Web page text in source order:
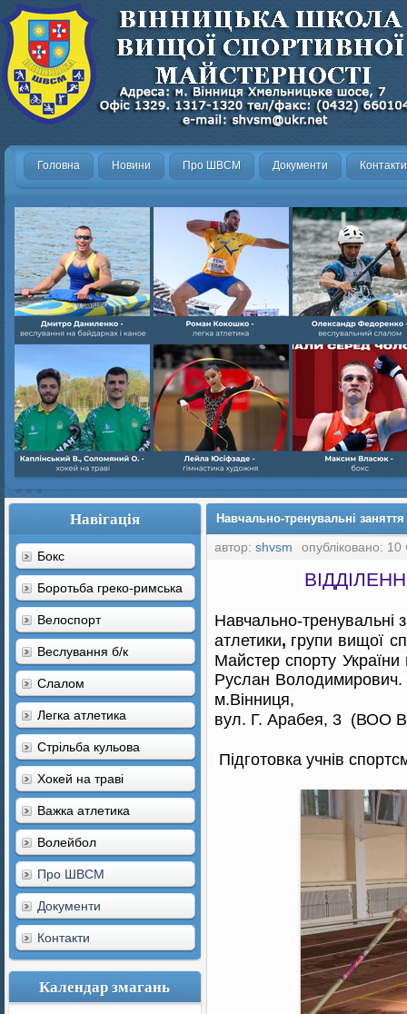
Головна Новини Про ШВСМ Документи Контакти
Навігація
Бокс
Боротьба греко-римська
Велоспорт
Веслування б/к
Cлалом
Легка атлетика
Стрільба кульова
Хокей на траві
Важка атлетика
Волейбол
Про ШВСМ
Документи
Контакти
Календар змагань
Навчально-тренувальні
автор: shvsm опубліковано:
Навчально-тренувальні
атлетики, групи вищої
Майстер спорту
Руслан Володимирович.
м.Вінниця,
вул. Г. Арабея, 3 (ВОО
Підготовка учнів